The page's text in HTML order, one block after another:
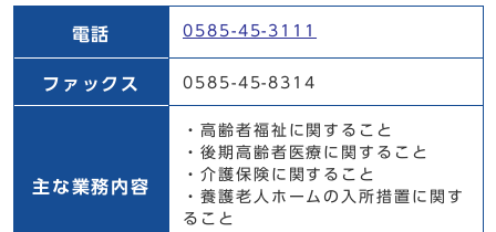
電話
0585-45-3111
ファックス 0585-45-8314
主な業務内容
・高齢者福祉に関すること
・後期高齢者医療に関すること
・介護保険に関すること
・養護老人ホームの入所措置に関す
ること